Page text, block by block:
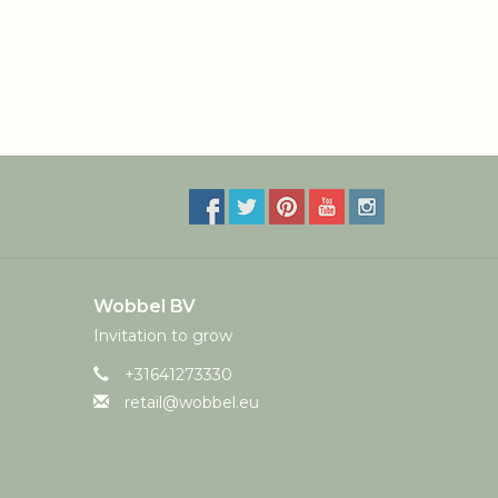
Wobbel BV
Invitation to grow
+31641273330
retail@wobbel.eu